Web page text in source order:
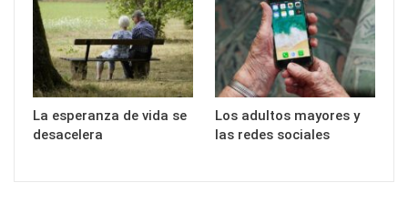
La esperanza de vida se
desacelera
Los adultos mayores y
las redes sociales